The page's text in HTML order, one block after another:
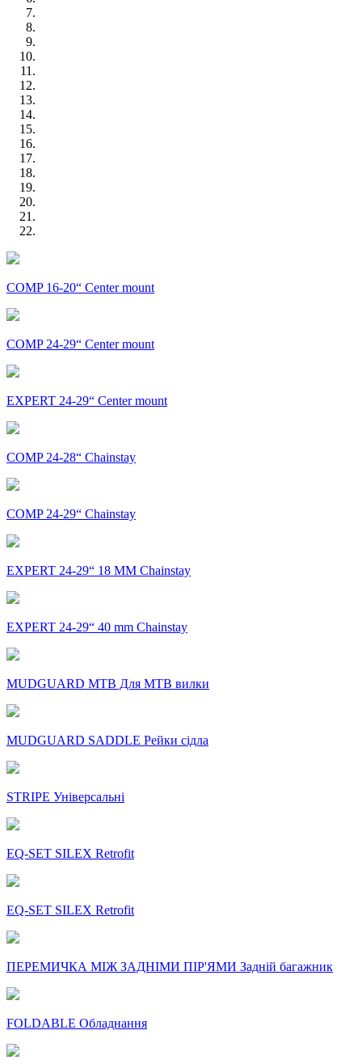
COMP 16-20“ Center mount
COMP 24-29“ Center mount
EXPERT 24-29“ Center mount
COMP 24-28“ Chainstay
COMP 24-29“ Chainstay
EXPERT 24-29“ 18 MM Chainstay
EXPERT 24-29“ 40 mm Chainstay
MUDGUARD MTB Для MTB вилки
MUDGUARD SADDLE Рейки сідла
STRIPE Універсальні
EQ-SET SILEX Retrofit
EQ-SET SILEX Retrofit
ПЕРЕМИЧКА МІЖ ЗАДНІМИ ПІР'ЯМИ Задній багажник
FOLDABLE Обладнання